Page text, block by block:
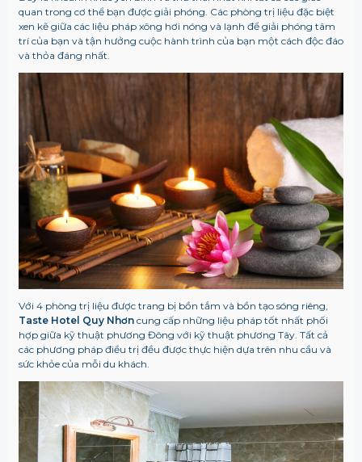
quan trong cơ thể bạn được giải phóng. Các phòng trị liệu đặc biệt
xen kẽ giữa các liệu pháp xông hơi nóng và lạnh để giải phóng tâm
trí của bạn và tận hưởng cuộc hành trình của bạn một cách độc đáo
và thỏa đáng nhất.
Với 4 phòng trị liệu được trang bị bồn tắm và bồn tạo sóng riêng,
Taste Hotel Quy Nhơn cung cấp những liệu pháp tốt nhất phối
hợp giữa kỹ thuật phương Đông với kỹ thuật phương Tây. Tất cả
các phương pháp điều trị đều được thực hiện dựa trên nhu cầu và
sức khỏe của mỗi du khách.